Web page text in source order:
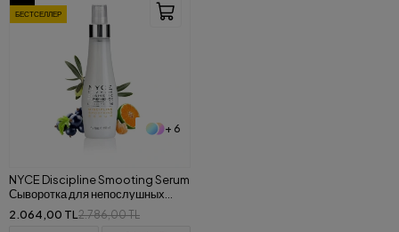
БЕСТСЕЛЛЕР
+ 6
NYCE Discipline Smooting Serum
Сыворотка для непослушных
волос 150 ml
2.064,00 TL 2.786,00 TL